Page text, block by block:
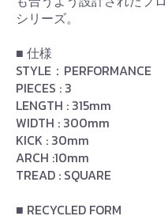
シリーズ。
■ 仕様
STYLE：PERFORMANCE
PIECES : 3
LENGTH : 315mm
WIDTH : 300mm
KICK : 30mm
ARCH :10mm
TREAD : SQUARE
■ RECYCLED FORM